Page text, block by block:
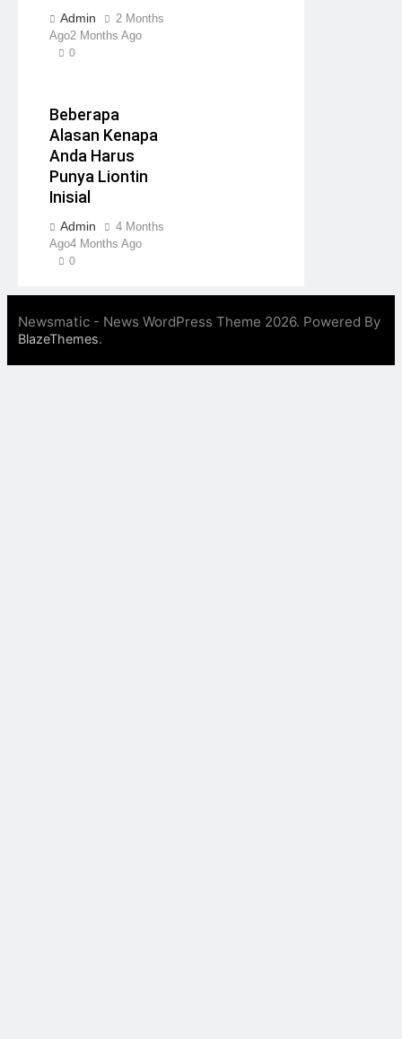
Admin
2 Months
Ago2 Months Ago
0
Beberapa
Alasan Kenapa
Anda Harus
Punya Liontin
Inisial
Admin
4 Months
Ago4 Months Ago
0
Newsmatic - News WordPress Theme 2026. Powered By
BlazeThemes.